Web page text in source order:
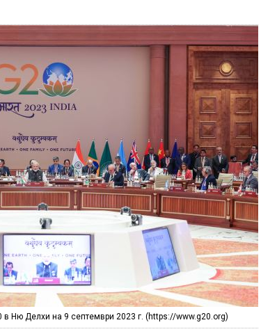
в Ню Делхи на 9 септември 2023 г. (https://www.g20.org)